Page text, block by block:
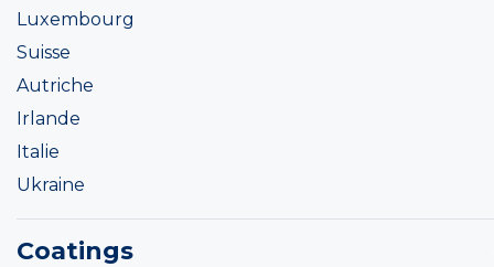
Luxembourg
Suisse
Autriche
Irlande
Italie
Ukraine
Coatings